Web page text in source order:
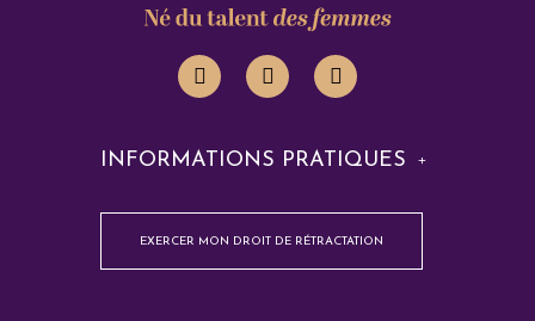
INFORMATIONS PRATIQUES
EXERCER MON DROIT DE RÉTRACTATION